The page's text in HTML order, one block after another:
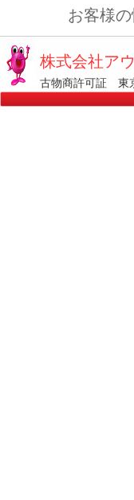
お客様
株式会社ア
古物商許可証 東